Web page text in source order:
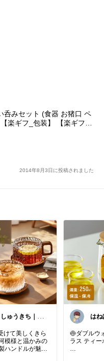
呑みセット (食器 お猪口 ペ
楽ギフ_包装】 【楽ギフ_
2014年8月3日に投稿されました
しゅうきち｜カ
🍀けて美しくきら
模様と温かみの
ハンドルが魅力
はね
更🌿
🍥ダブルウ
ラス ティー